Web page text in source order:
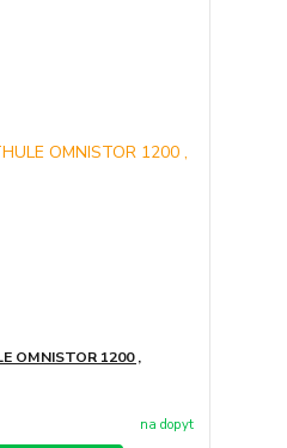
OMNISTOR 1200 ,
na dopyt